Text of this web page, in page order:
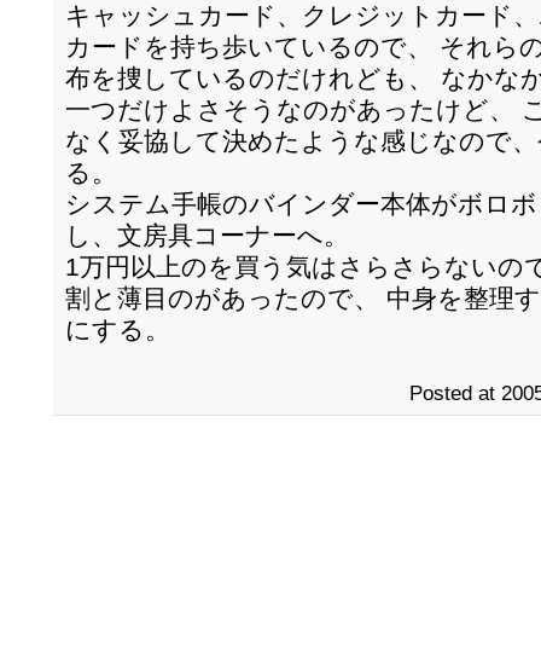
キャッシュカード、クレジットカード
カードを持ち歩いているので、 それら
布を捜しているのだけれども、 なかな
一つだけよさそうなのがあったけど、
なく妥協して決めたような感じなので
る。
システム手帳のバインダー本体がボロ
し、文房具コーナーへ。
1万円以上のを買う気はさらさらないの
割と薄目のがあったので、 中身を整理
にする。
Posted at